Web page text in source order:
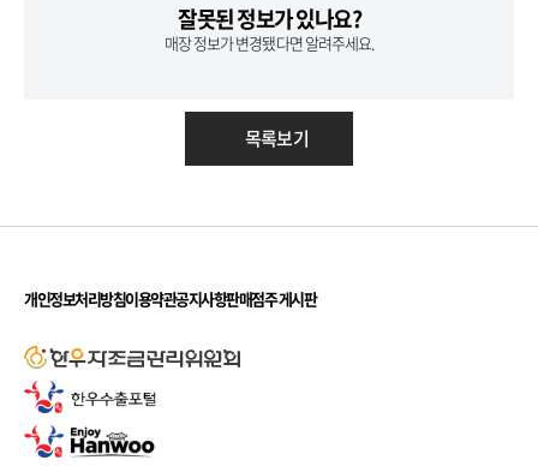
잘못된 정보가 있나요?
매장 정보가 변경됐다면 알려주세요.
목록보기
개인정보처리방침이용약관공지사항판매점주 게시판